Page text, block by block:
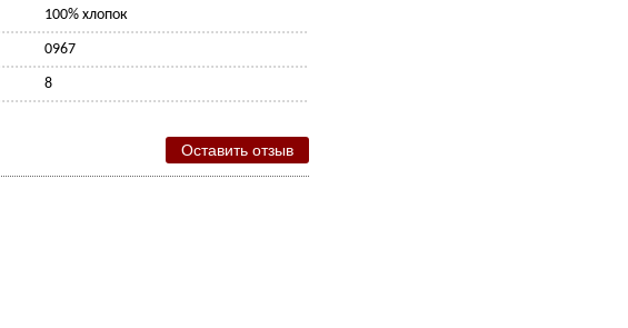
100% хлопок
0967
8
Оставить отзыв